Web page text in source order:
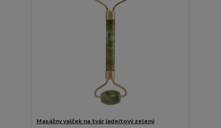
Masážny valček na tvár jadeitový zelený